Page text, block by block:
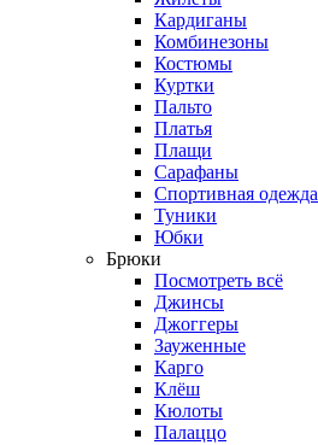
Кардиганы
Комбинезоны
Костюмы
Куртки
Пальто
Платья
Плащи
Сарафаны
Спортивная одежда
Туники
Юбки
Брюки
Посмотреть всё
Джинсы
Джоггеры
Зауженные
Карго
Клёш
Кюлоты
Палаццо